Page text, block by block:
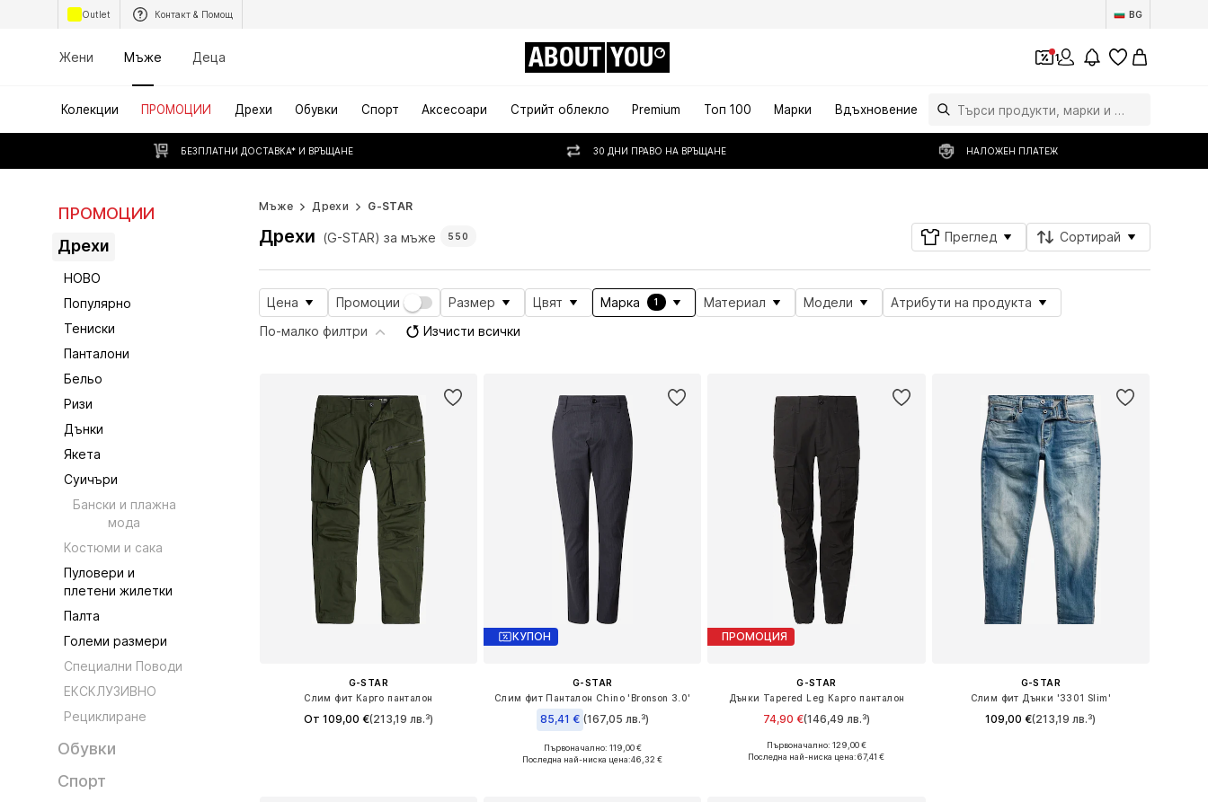
Outlet Контакт & Помощ BG
Жени Мъже Деца ABOUT YOU 1
Колекции ПРОМОЦИИ Дрехи Обувки Спорт Аксесоари Стрийт облекло Premium Топ 100 Марки Вдъхновение
БЕЗПЛАТНИ ДОСТАВКА* И ВРЪЩАНЕ 30 ДНИ ПРАВО НА ВРЪЩАНЕ НАЛОЖЕН ПЛАТЕЖ
ПРОМОЦИИ
Дрехи
НОВО
Популярно
Тениски
Панталони
Бельо
Ризи
Дънки
Якета
Суичъри
Бански и плажна
мода
Костюми и сака
Пуловери и
плетени жилетки
Палта
Големи размери
Специални Поводи
ЕКСКЛУЗИВНО
Рециклиране
Обувки
Спорт
Мъже Дрехи G-STAR
Дрехи (G-STAR) за мъже 550 Преглед Сортирай
Цена Промоции Размер Цвят Марка 1 Материал Модели
Атрибути на продукта
По-малко филтри
Изчисти всички
G-STAR
Слим фит Карго панталон
От 109,00 €(213,19 лв.³)
КУПОН
G-STAR
Слим фит Панталон Chino 'Bronson 3.0'
85,41 € (167,05 лв.³)
Предлага се в много размери
Първоначално: 119,00 €
Последна най-ниска цена:46,32 €
ПРОМОЦИЯ
G-STAR
Дънки Tapered Leg Карго панталон
74,90 €(146,49 лв.³)
Налични размери: 33 x 34
Първоначално: 129,00 €
Последна най-ниска цена:67,41 €
G-STAR
Слим фит Дънки '3301 Slim'
109,00 €(213,19 лв.³)